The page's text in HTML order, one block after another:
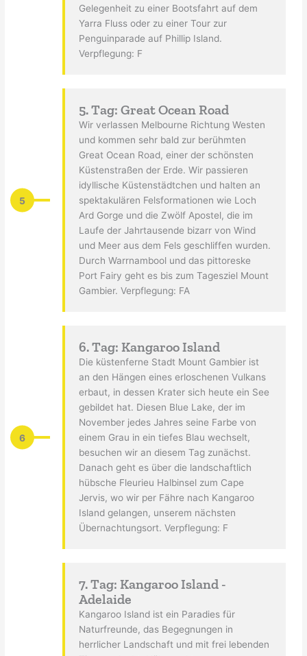
Gelegenheit zu einer Bootsfahrt auf dem
Yarra Fluss oder zu einer Tour zur
Penguinparade auf Phillip Island.
Verpflegung: F
5
5. Tag: Great Ocean Road
Wir verlassen Melbourne Richtung Westen
und kommen sehr bald zur berühmten
Great Ocean Road, einer der schönsten
Küstenstraßen der Erde. Wir passieren
idyllische Küstenstädtchen und halten an
spektakulären Felsformationen wie Loch
Ard Gorge und die Zwölf Apostel, die im
Laufe der Jahrtausende bizarr von Wind
und Meer aus dem Fels geschliffen wurden.
Durch Warrnambool und das pittoreske
Port Fairy geht es bis zum Tagesziel Mount
Gambier. Verpflegung: FA
6
6. Tag: Kangaroo Island
Die küstenferne Stadt Mount Gambier ist
an den Hängen eines erloschenen Vulkans
erbaut, in dessen Krater sich heute ein See
gebildet hat. Diesen Blue Lake, der im
November jedes Jahres seine Farbe von
einem Grau in ein tiefes Blau wechselt,
besuchen wir an diesem Tag zunächst.
Danach geht es über die landschaftlich
hübsche Fleurieu Halbinsel zum Cape
Jervis, wo wir per Fähre nach Kangaroo
Island gelangen, unserem nächsten
Übernachtungsort. Verpflegung: F
7. Tag: Kangaroo Island -
Adelaide
Kangaroo Island ist ein Paradies für
Naturfreunde, das Begegnungen in
herrlicher Landschaft und mit frei lebenden